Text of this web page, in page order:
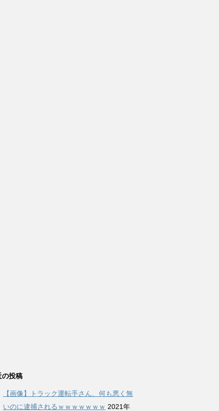
の投稿
【画像】トラック運転手さん、何も悪く無
いのに逮捕されるｗｗｗｗｗｗｗ 2021年